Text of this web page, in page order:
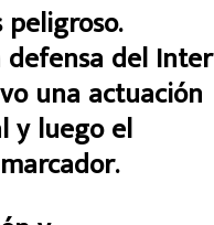
defensa del Inter
una actuación
y luego el